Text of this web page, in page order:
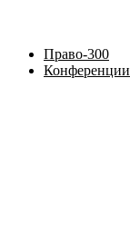
Право-300
Конференции